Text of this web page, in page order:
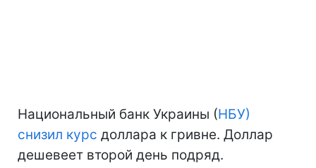
Национальный банк Украины (НБУ)
снизил курс доллара к гривне. Доллар
дешевеет второй день подряд.